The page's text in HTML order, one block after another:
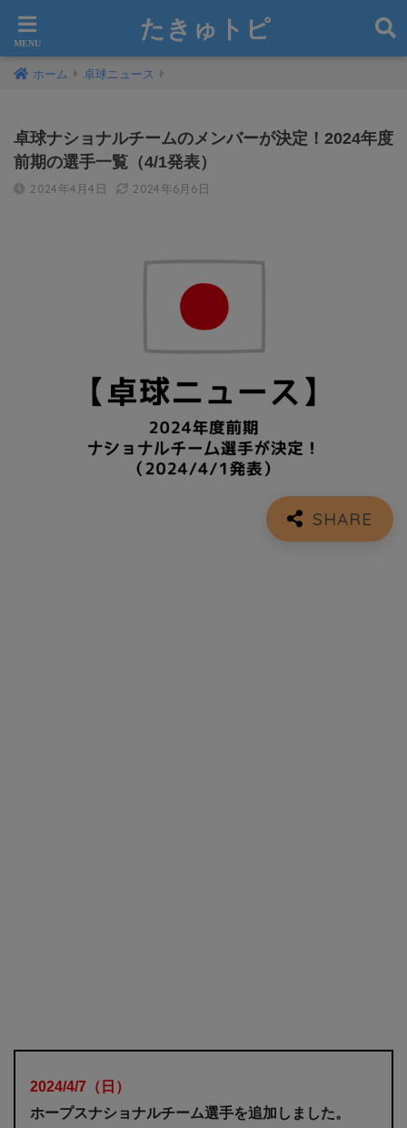
たきゅトピ
ホーム 卓球ニュース
卓球ナショナルチームのメンバーが決定！2024年度
前期の選手一覧（4/1発表）
2024年4月4日 2024年6月6日
2024/4/7 （日 ）
ホープスナショナルチーム選手を追加しました。